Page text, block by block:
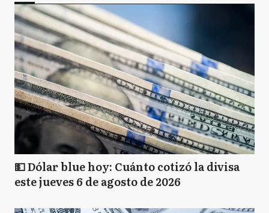
💵 Dólar blue hoy: Cuánto cotizó la divisa
este jueves 6 de agosto de 2026